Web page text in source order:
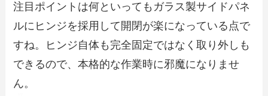
注目ポイントは何といってもガラス製サイドパネ
ルにヒンジを採用して開閉が楽になっている点で
すね。ヒンジ自体も完全固定ではなく取り外しも
できるので、本格的な作業時に邪魔になりませ
ん。